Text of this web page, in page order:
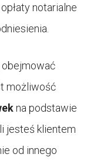
notarialne
możliwość
na podstawie
jesteś klientem
od innego